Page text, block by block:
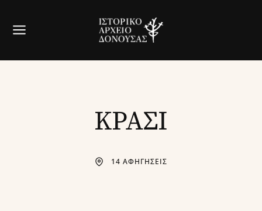
ΚΡΑΣΙ
14 ΑΦΗΓΗΣΕΙΣ